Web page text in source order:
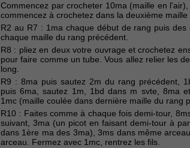
Commencez par crocheter 10ma (maille en
commencez à crochetez dans la deuxième
R2 au R7 : 1ma chaque début de rang puis
chaque maille du rang précédent.
R8 : pliez en deux votre ouvrage et crochetez
pour faire comme un tube. Vous allez relier les
long.
R9 : 8ma puis sautez 2m du rang précédent,
puis 6ma, sautez 1m, 1bd dans m svte, 8ma
1mc (maille coulée dans dernière maille du rang
R10 : Faites comme à chaque fois demi-tour,
suivant, 3ma (un picot en faisant demi-tour à
dans 1ère ma des 3ma), 3ms dans même
arceau. Fermez avec 1mc, rentrez les fils.